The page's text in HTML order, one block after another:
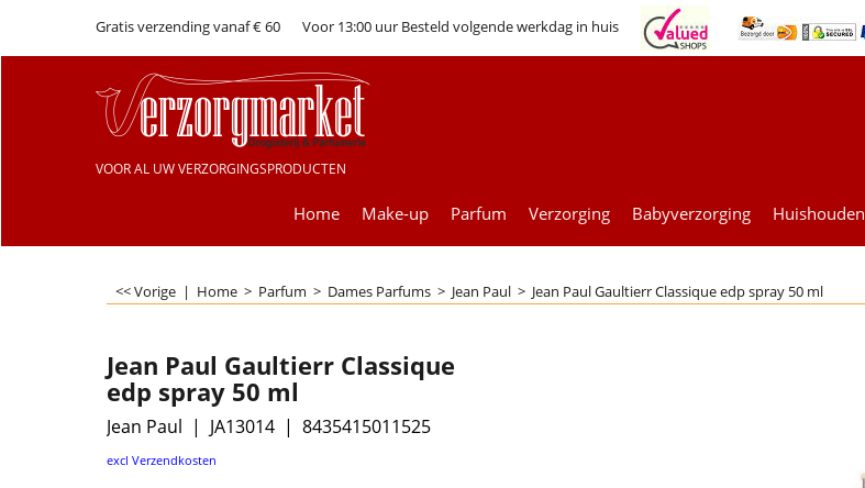
Gratis verzending vanaf € 60 Voor 13:00 uur Besteld volgende werkdag in huis
VOOR AL UW VERZORGINGSPRODUCTEN
Home Make-up Parfum Verzorging Babyverzorging Huishouden
<< Vorige | Home > Parfum > Dames Parfums > Jean Paul > Jean Paul Gaultierr Classique edp spray 50 ml
Jean Paul Gaultierr Classique
edp spray 50 ml
Jean Paul JA13014 8435415011525
€99.00